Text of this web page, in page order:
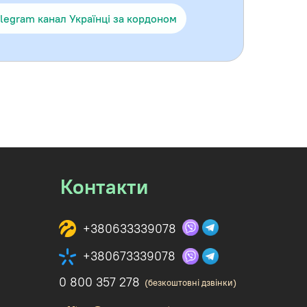
канал Українці за кордоном
Контакти
+380633339078
+380673339078
(безкоштовні дзвінки)
0 800 357 278